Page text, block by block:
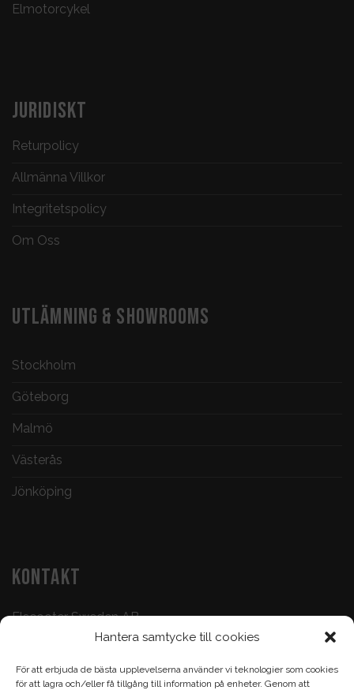
Hantera samtycke till cookies
För att erbjuda de bästa upplevelserna använder vi teknologier som cookies
för att lagra och/eller få tillgång till information på enheter. Genom att
Elmotorcykel
JURIDISKT
Returpolicy
Allmänna Villkor
Integritetspolicy
Om Oss
UTLÄMNING & SHOWROOMS
Stockholm
Göteborg
Malmö
Västerås
Jönköping
KONTAKT
Elscooter Sweden AB
073-500 47 72
Köp & Frågor: 070-395 17 93